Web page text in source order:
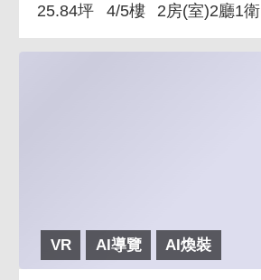
25.84坪 4/5樓 2房(室)2廳1衛
VR AI導覽 AI煥裝